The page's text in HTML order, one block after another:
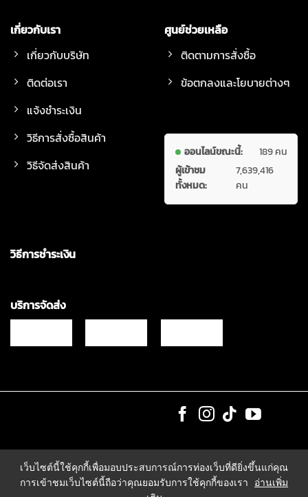
เกี่ยวกับเรา
เกี่ยวกับบริษัท
ติดต่อเรา
แจ้งชำระเงิน
วิธีการสั่งซื้อสินค้า
วิธีจัดส่งสินค้า
ศูนย์ช่วยเหลือ
ติดตามการสั่งซื้อ
ข้อตกลงและโยบายต่างๆ
ออนไลน์ขณะนี้:
189 คน
ผู้เข้าชม
ทั้งหมด:
7,639,416
คน
วิธีการชำระเงิน
บริการจัดส่ง
เว็บไซต์นี้ใช้คุกกี้เพื่อมอบประสบการณ์การท่องเว็บที่ดียิ่งขึ้นแก่คุณ
การเข้าชมเว็บไซต์นี้ถือว่าคุณยอมรับการใช้คุกกี้ของเรา
อ่านเพิ่ม